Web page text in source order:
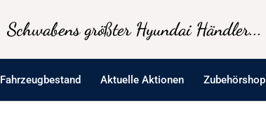
Schwabens größter Hyundai Händler...
Fahrzeugbestand Aktuelle Aktionen Zubehörshop